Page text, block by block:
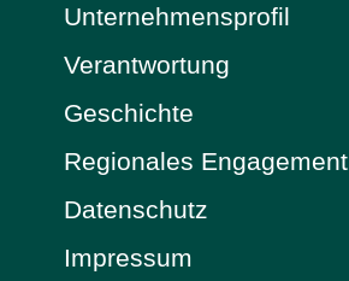
Unternehmensprofil
Verantwortung
Geschichte
Regionales Engagement
Datenschutz
Impressum